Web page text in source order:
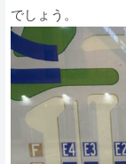
でしょう。